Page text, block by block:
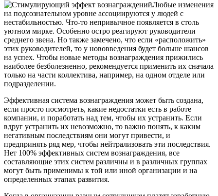
Любые изменения
на подсознательном уровне ассоциируются у людей с
нестабильностью. Что-то непривычное появляется в столь
уютном мирке. Особенно остро реагируют руководители
среднего звена. Но также замечено, что если «расположить»
этих руководителей, то у нововведения будет больше шансов
на успех. Чтобы новые методы вознаграждения прижились
наиболее безболезненно, рекомендуется применить их сначала
только на части коллектива, например, на одном отделе или
подразделении.
Эффективная система вознаграждения может быть создана,
если просто посмотреть, какие недостатки есть в работе
компании, и поработать над тем, чтобы их устранить. Если
вдруг устранить их невозможно, то важно понять, к каким
негативным последствиям они могут привести, и
предпринять ряд мер, чтобы нейтрализовать эти последствия.
Нет 100% эффективных систем вознаграждения, все
составляющие этих систем различны и в различных группах
могут быть применимы к той или иной организации и на
определенных этапах развития.